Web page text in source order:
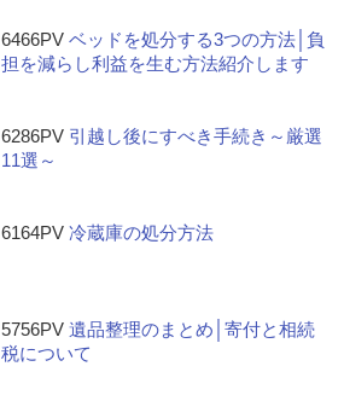
6466PVベッドを処分する3つの方法│負
担を減らし利益を生む方法紹介します
6286PV 引越し後にすべき手続き～厳選
11選～
6164PV冷蔵庫の処分方法
5756PV遺品整理のまとめ│寄付と相続
税について